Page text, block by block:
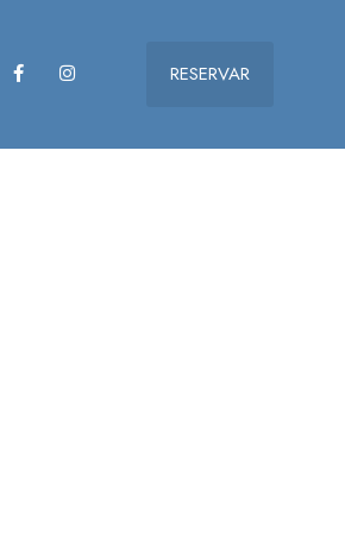
RESERVAR